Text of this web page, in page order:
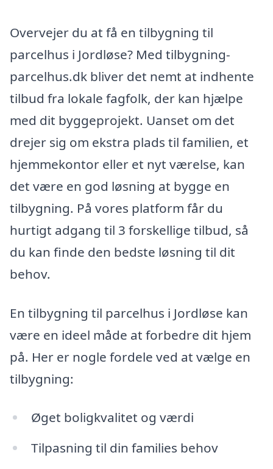
Overvejer du at få en tilbygning til
parcelhus i Jordløse? Med tilbygning-
parcelhus.dk bliver det nemt at indhente
tilbud fra lokale fagfolk, der kan hjælpe
med dit byggeprojekt. Uanset om det
drejer sig om ekstra plads til familien, et
hjemmekontor eller et nyt værelse, kan
det være en god løsning at bygge en
tilbygning. På vores platform får du
hurtigt adgang til 3 forskellige tilbud, så
du kan finde den bedste løsning til dit
behov.
En tilbygning til parcelhus i Jordløse kan
være en ideel måde at forbedre dit hjem
på. Her er nogle fordele ved at vælge en
tilbygning:
Øget boligkvalitet og værdi
Tilpasning til din families behov